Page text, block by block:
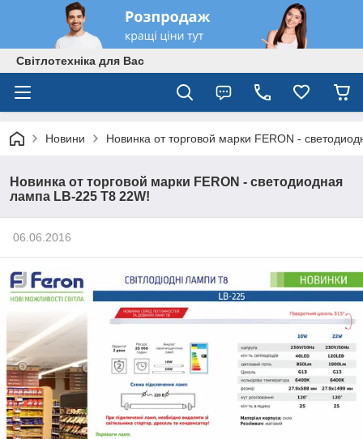
Світлотехніка для Вас
Новини Новинка от торговой марки FERON -
Новинка от торговой марки FERON - светодиодная
лампа LB-225 Т8 22W!
06.06.2016